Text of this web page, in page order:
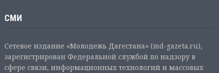
СМИ
Сетевое издание «Молодежь Дагестана» (md-gazeta.ru),
зарегистрирован Федеральной службой по надзору в
сфере связи, информационных технологий и массовых